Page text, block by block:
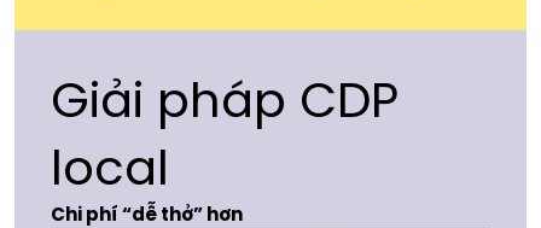
Giải pháp CDP
local
Chi phí “dễ thở” hơn